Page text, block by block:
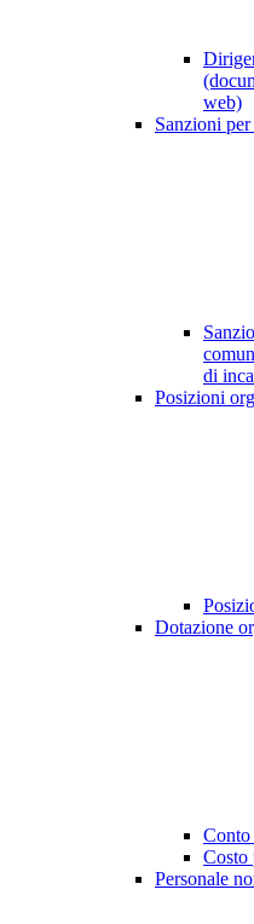
web)
Sanzioni
di
Posizioni
Dotazione
Conto
Costo
Personale